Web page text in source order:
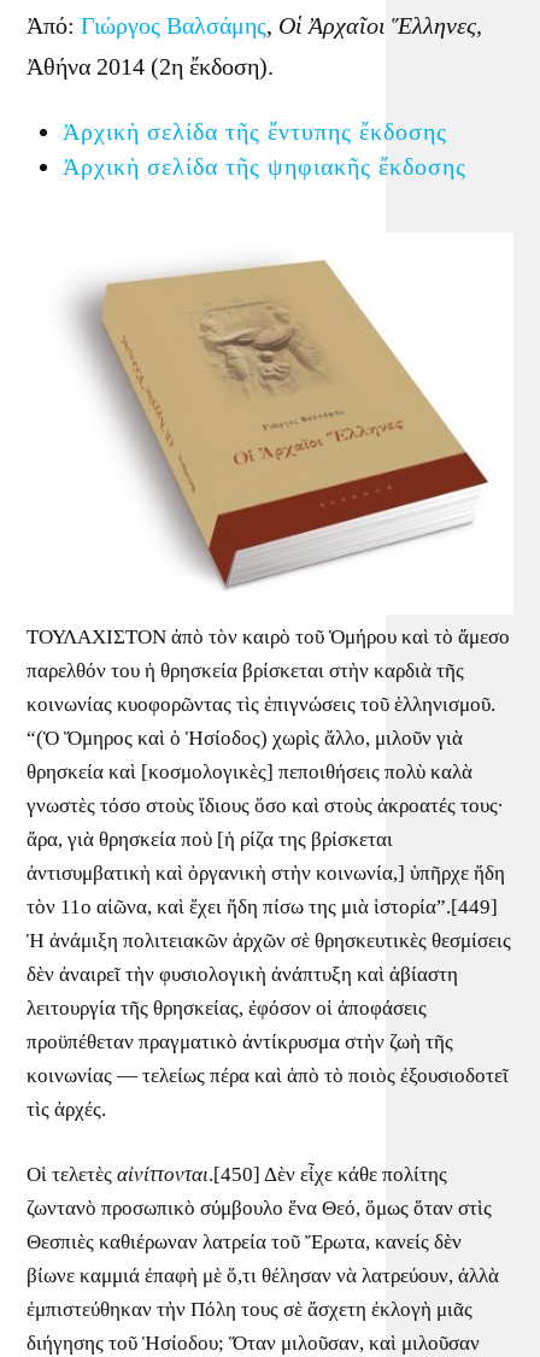
Ἀπό:Γιώργος Βαλσάμης, Οἱ Ἀρχαῖοι Ἕλληνες,
Ἀθήνα 2014 (2η ἔκδοση).
Ἀρχικὴ σελίδα τῆς ἔντυπης ἔκδοσης
Ἀρχικὴ σελίδα τῆς ψηφιακῆς ἔκδοσης
ΤΟΥΛΑΧΙΣΤΟΝ ἀπὸ τὸν καιρὸ τοῦ Ὁμήρου καὶ τὸ ἄμεσο
παρελθόν του ἡ θρησκεία βρίσκεται στὴν καρδιὰ τῆς
κοινωνίας κυοφορῶντας τὶς ἐπιγνώσεις τοῦ ἑλληνισμοῦ.
“(Ὁ Ὅμηρος καὶ ὁ Ἡσίοδος) χωρὶς ἄλλο, μιλοῦν γιὰ
θρησκεία καὶ [κοσμολογικὲς] πεποιθήσεις πολὺ καλὰ
γνωστὲς τόσο στοὺς ἴδιους ὅσο καὶ στοὺς ἀκροατές τους·
ἄρα, γιὰ θρησκεία ποὺ [ἡ ρίζα της βρίσκεται
ἀντισυμβατικὴ καὶ ὀργανικὴ στὴν κοινωνία,] ὑπῆρχε ἤδη
τὸν 11ο αἰῶνα, καὶ ἔχει ἤδη πίσω της μιὰ ἱστορία”.[449]
Ἡ ἀνάμιξη πολιτειακῶν ἀρχῶν σὲ θρησκευτικὲς θεσμίσεις
δὲν ἀναιρεῖ τὴν φυσιολογικὴ ἀνάπτυξη καὶ ἀβίαστη
λειτουργία τῆς θρησκείας, ἐφόσον οἱ ἀποφάσεις
προϋπέθεταν πραγματικὸ ἀντίκρυσμα στὴν ζωὴ τῆς
κοινωνίας — τελείως πέρα καὶ ἀπὸ τὸ ποιὸς ἐξουσιοδοτεῖ
τὶς ἀρχές.
Οἱ τελετὲςαἰνίττονται.[450] Δὲν εἶχε κάθε πολίτης
ζωντανὸ προσωπικὸ σύμβουλο ἕνα Θεό, ὅμως ὅταν στὶς
Θεσπιὲς καθιέρωναν λατρεία τοῦ Ἔρωτα, κανείς δὲν
βίωνε καμμιά ἐπαφὴ μὲ ὅ,τι θέλησαν νὰ λατρεύουν, ἀλλὰ
ἐμπιστεύθηκαν τὴν Πόλη τους σὲ ἄσχετη ἐκλογὴ μιᾶς
διήγησης τοῦ Ἡσίοδου; Ὅταν μιλοῦσαν, καὶ μιλοῦσαν